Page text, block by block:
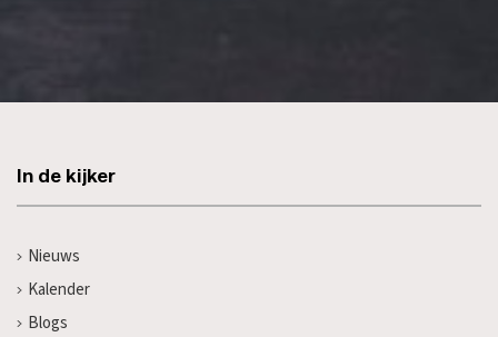
In de kijker
Nieuws
Kalender
Blogs